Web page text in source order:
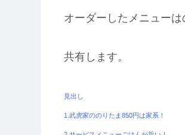
オーダーしたメニューは
共有します。
見出し
1.武虎家ののりたま850円は家系！